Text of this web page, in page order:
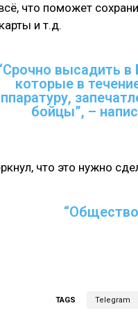
что поможет
и т.д.
высадить в
которые в
бойцы”, –
что это нужно
TAGS Telegram